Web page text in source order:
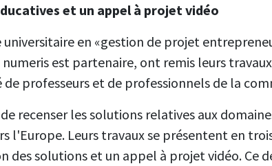
et un appel à projet vidéo
en «gestion de projet
est partenaire, ont remis leurs
de professeurs et de professionnels de la
recenser les solutions relatives aux
l'Europe. Leurs travaux se présentent en
des solutions et un appel à projet vidéo. Ce